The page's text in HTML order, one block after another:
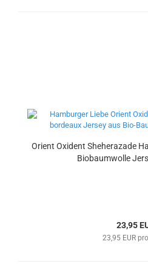
Orient Oxident Sheherazade
Biobaumwolle
23,95
23,95 EUR